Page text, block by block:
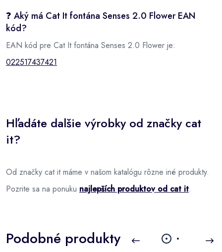
❓ Aký má Cat It fontána Senses 2.0 Flower EAN
kód?
EAN kód pre Cat It fontána Senses 2.0 Flower je:
022517437421
Hľadáte dalšie výrobky od značky cat
it?
Od značky cat it máme v našom katalógu rôzne iné produkty.
Pozrite sa na ponuku najlepších produktov od cat it.
Podobné produkty